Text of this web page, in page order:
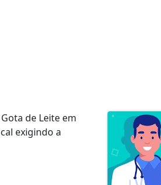
de Leite em
exigindo a